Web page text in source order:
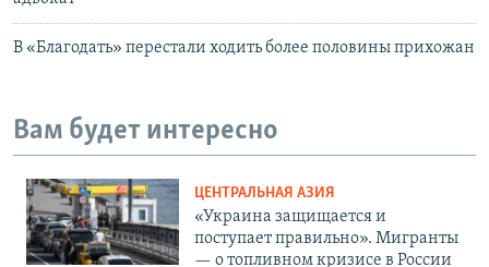
В «Благодать» перестали ходить более половины прихожан
Вам будет интересно
ЦЕНТРАЛЬНАЯ АЗИЯ
«Украина защищается и
поступает правильно». Мигранты
— о топливном кризисе в России